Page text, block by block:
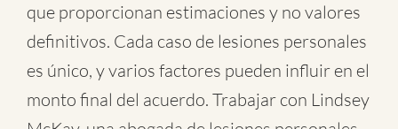
que proporcionan estimaciones y no valores
definitivos. Cada caso de lesiones personales
es único, y varios factores pueden influir en el
monto final del acuerdo. Trabajar con Lindsey